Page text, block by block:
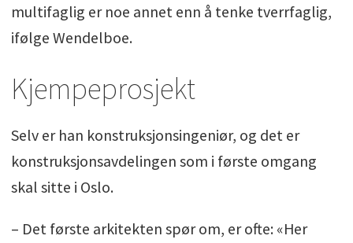
multifaglig er noe annet enn å tenke tverrfaglig,
ifølge Wendelboe.
Kjempeprosjekt
Selv er han konstruksjonsingeniør, og det er
konstruksjonsavdelingen som i første omgang
skal sitte i Oslo.
– Det første arkitekten spør om, er ofte: «Her